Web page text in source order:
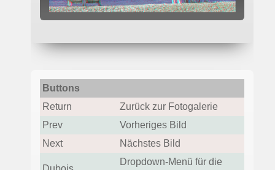
Buttons
Return
Zurück zur Fotogalerie
Prev
Vorheriges Bild
Next
Nächstes Bild
Dropdown-Menü für die